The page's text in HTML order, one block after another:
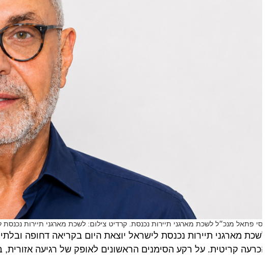
פתאל מנכ״ל לשכת מארגני תיירות נכנסת. קרדיט צילום: לשכת מארגני תיירות נכנסת
מארגני תיירות נכנסת לישראל יוצאת היום בקריאה דחופה
קריטית. על רקע הסימנים הראשונים לאופק של רגיעה אזורית,